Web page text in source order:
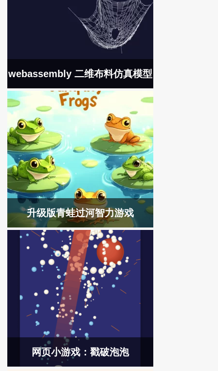
webassembly 二维布料仿真模型
升级版青蛙过河智力游戏
网页小游戏：戳破泡泡